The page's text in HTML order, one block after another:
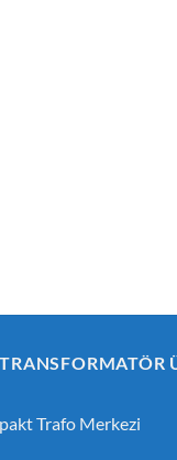
Trafo Merkezi